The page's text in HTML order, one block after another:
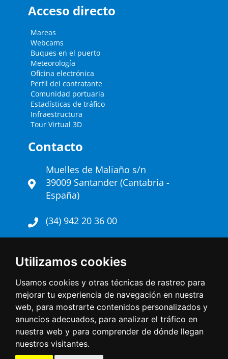
Utilizamos cookies
Usamos cookies y otras técnicas de rastreo para
mejorar tu experiencia de navegación en nuestra
web, para mostrarte contenidos personalizados y
anuncios adecuados, para analizar el tráfico en
nuestra web y para comprender de dónde llegan
nuestros visitantes.
Acceso directo
Mareas
Webcams
Buques en el puerto
Meteorología
Oficina electrónica
Perfil del contratante
Comunidad portuaria
Estadísticas de tráfico
Infraestructura
Tour Virtual 3D
Contacto
Muelles de Maliaño s/n
39009 Santander (Cantabria -
España)
(34) 942 20 36 00
Linkedin
Copyright © 2026 - Autoridad Portuaria de
Santander. Todos los derechos reservados
Aviso Legal
Política de privacidad